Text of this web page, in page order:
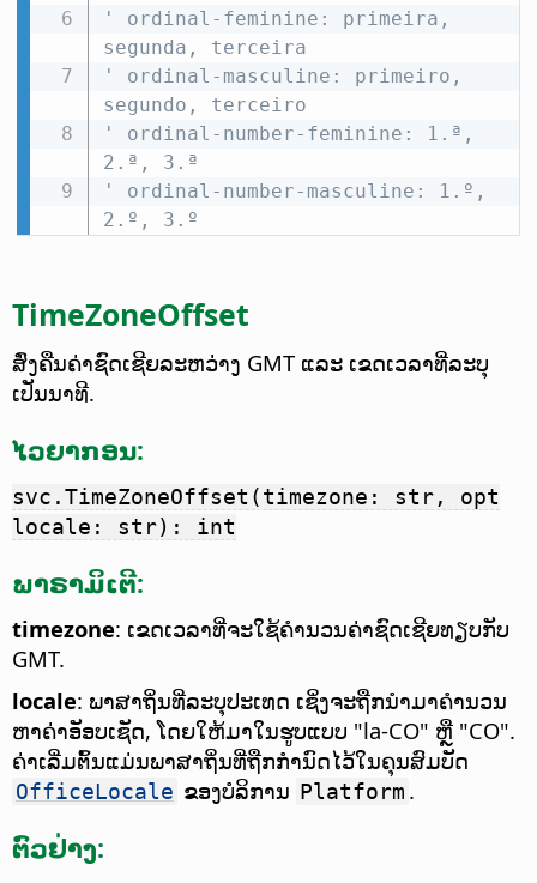
' ordinal-feminine: primeira,
segunda, terceira
' ordinal-masculine: primeiro,
segundo, terceiro
' ordinal-number-feminine: 1.ª,
2.ª, 3.ª
' ordinal-number-masculine: 1.º,
2.º, 3.º
TimeZoneOffset
ສົ່ງຄືນຄ່າຊົດເຊີຍລະຫວ່າງ GMT ແລະ ເຂດເວລາທີ່ລະບຸ
ເປັນນາທີ.
ໄວຍາກອນ:
svc.TimeZoneOffset(timezone: str, opt
locale: str): int
ພາຣາມິເຕີ:
timezone: ເຂດເວລາທີ່ຈະໃຊ້ຄຳນວນຄ່າຊົດເຊີຍທຽບກັບ
GMT.
locale: ພາສາຖິ່ນທີ່ລະບຸປະເທດ ເຊິ່ງຈະຖືກນຳມາຄຳນວນ
ຫາຄ່າອັອບເຊັດ, ໂດຍໃຫ້ມາໃນຮູບແບບ "la-CO" ຫຼື "CO".
ຄ່າເລີ່ມຕົ້ນແມ່ນພາສາຖິ່ນທີ່ຖືກກຳນົດໄວ້ໃນຄຸນສົມບັດ
OfficeLocale ຂອງບໍລິການ Platform .
ຕົວຢ່າງ: